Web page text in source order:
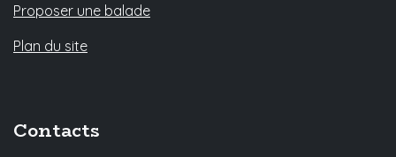
Proposer une balade
Plan du site
Contacts